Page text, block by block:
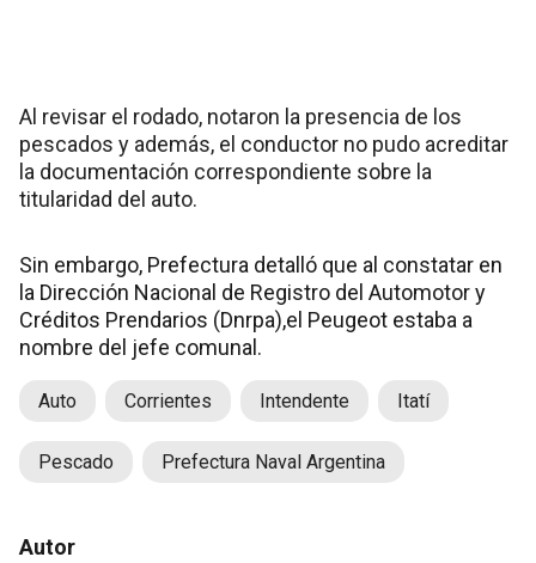
Al revisar el rodado, notaron la presencia de los
pescados y además, el conductor no pudo acreditar
la documentación correspondiente sobre la
titularidad del auto.
Sin embargo, Prefectura detalló que al constatar en
la Dirección Nacional de Registro del Automotor y
Créditos Prendarios (Dnrpa),el Peugeot estaba a
nombre del jefe comunal.
Auto Corrientes Intendente Itatí
Pescado Prefectura Naval Argentina
Autor